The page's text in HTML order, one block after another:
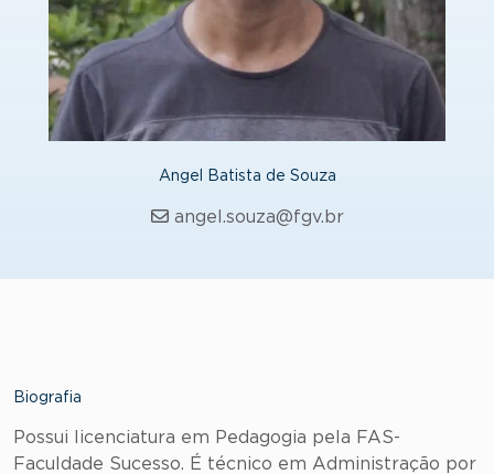
Angel Batista de Souza
angel.souza@fgv.br
Biografia
Possui licenciatura em Pedagogia pela FAS-
Faculdade Sucesso. É técnico em Administração por